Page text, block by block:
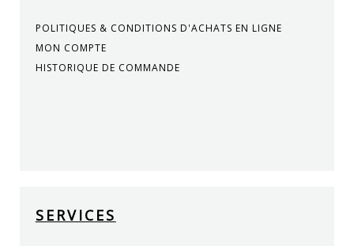
POLITIQUES & CONDITIONS D'ACHATS EN LIGNE
MON COMPTE
HISTORIQUE DE COMMANDE
SERVICES